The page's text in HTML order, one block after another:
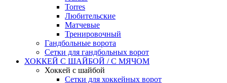
Torres
Любительские
Матчевые
Тренировочный
Гандбольные ворота
Сетки для гандбольных ворот
ХОККЕЙ С ШАЙБОЙ / С МЯЧОМ
Хоккей с шайбой
Сетки для хоккейных ворот